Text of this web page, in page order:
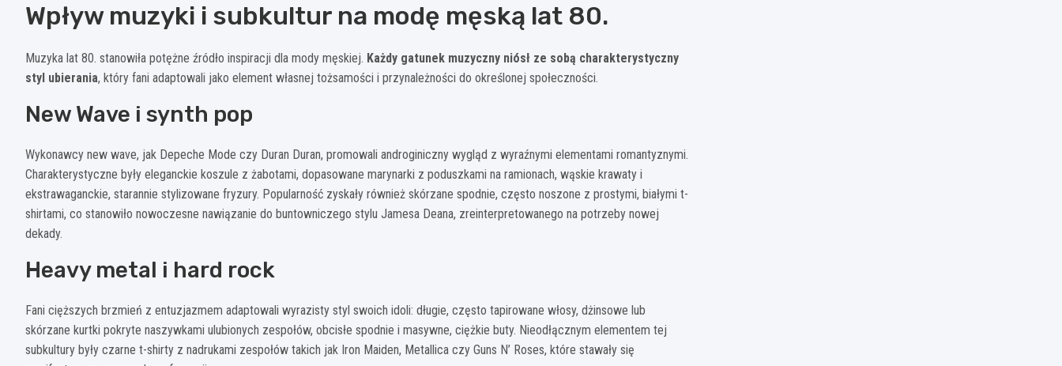
Wpływ muzyki i subkultur na modę męską lat 80.
Muzyka lat 80. stanowiła potężne źródło inspiracji dla mody męskiej. Każdy gatunek muzyczny niósł ze sobą charakterystyczny
styl ubierania, który fani adaptowali jako element własnej tożsamości i przynależności do określonej społeczności.
New Wave i synth pop
Wykonawcy new wave, jak Depeche Mode czy Duran Duran, promowali androginiczny wygląd z wyraźnymi elementami romantyznymi.
Charakterystyczne były eleganckie koszule z żabotami, dopasowane marynarki z poduszkami na ramionach, wąskie krawaty i
ekstrawaganckie, starannie stylizowane fryzury. Popularność zyskały również skórzane spodnie, często noszone z prostymi, białymi t-
shirtami, co stanowiło nowoczesne nawiązanie do buntowniczego stylu Jamesa Deana, zreinterpretowanego na potrzeby nowej
dekady.
Heavy metal i hard rock
Fani cięższych brzmień z entuzjazmem adaptowali wyrazisty styl swoich idoli: długie, często tapirowane włosy, dżinsowe lub
skórzane kurtki pokryte naszywkami ulubionych zespołów, obcisłe spodnie i masywne, ciężkie buty. Nieodłącznym elementem tej
subkultury były czarne t-shirty z nadrukami zespołów takich jak Iron Maiden, Metallica czy Guns N’ Roses, które stawały się